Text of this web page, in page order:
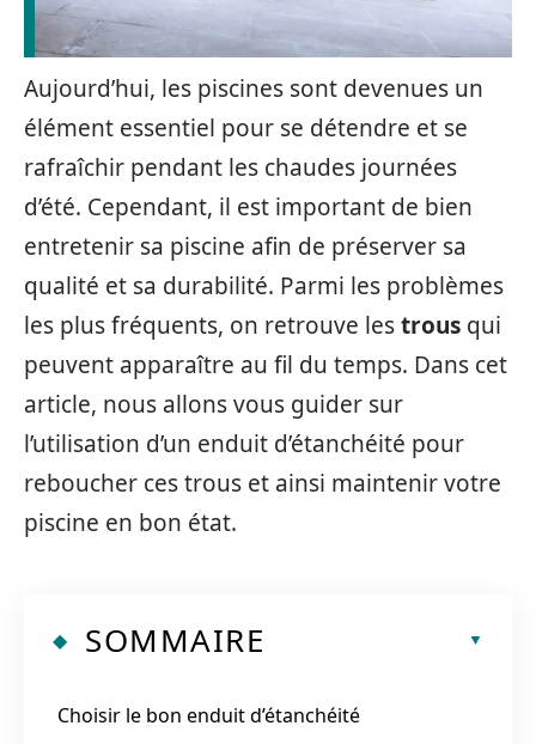
Aujourd’hui, les piscines sont devenues un
élément essentiel pour se détendre et se
rafraîchir pendant les chaudes journées
d’été. Cependant, il est important de bien
entretenir sa piscine afin de préserver sa
qualité et sa durabilité. Parmi les problèmes
les plus fréquents, on retrouve lestrous qui
peuvent apparaître au fil du temps. Dans cet
article, nous allons vous guider sur
l’utilisation d’un enduit d’étanchéité pour
reboucher ces trous et ainsi maintenir votre
piscine en bon état.
SOMMAIRE
Choisir le bon enduit d’étanchéité